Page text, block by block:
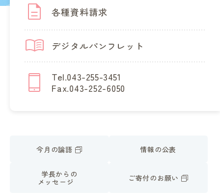
各種資料請求
デジタルパンフレット
Tel.043-255-3451
Fax.043-252-6050
今月の論語 情報の公表
学長からの
メッセージ
ご寄付のお願い